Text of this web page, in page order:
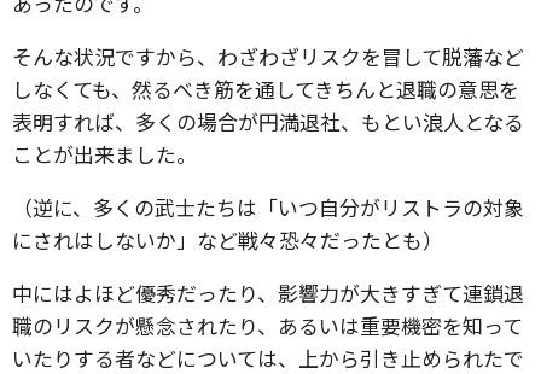
そんな状況ですから、わざわざリスクを冒して脱藩など
しなくても、然るべき筋を通してきちんと退職の意思を
表明すれば、多くの場合が円満退社、もとい浪人となる
ことが出来ました。
（逆に、多くの武士たちは「いつ自分がリストラの対象
にされはしないか」など戦々恐々だったとも）
中にはよほど優秀だったり、影響力が大きすぎて連鎖退
職のリスクが懸念されたり、あるいは重要機密を知って
いたりする者などについては、上から引き止められたで